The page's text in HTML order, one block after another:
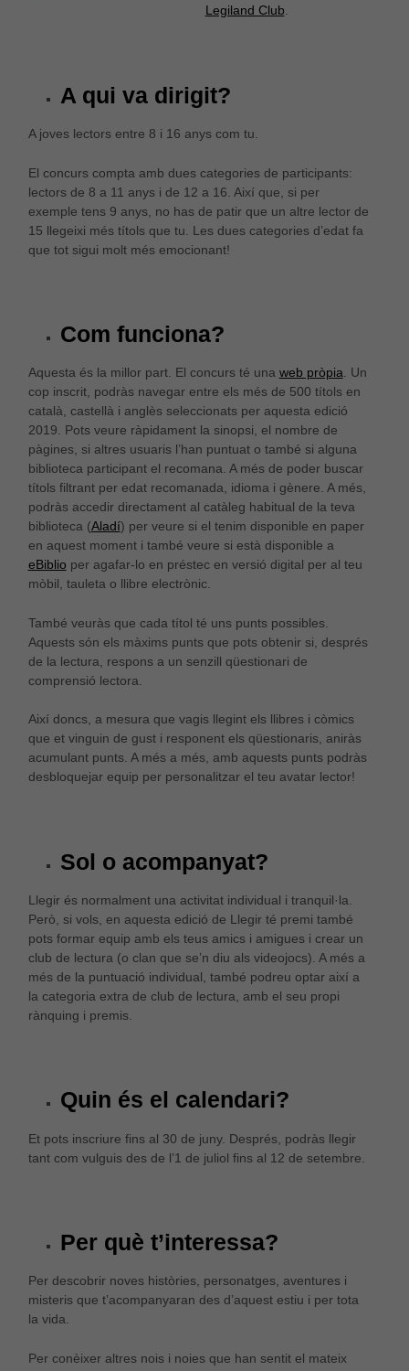
Legiland Club.
A qui va dirigit?
A joves lectors entre 8 i 16 anys com tu.
El concurs compta amb dues categories de participants:
lectors de 8 a 11 anys i de 12 a 16. Així que, si per
exemple tens 9 anys, no has de patir que un altre lector de
15 llegeixi més títols que tu. Les dues categories d’edat fa
que tot sigui molt més emocionant!
Com funciona?
Aquesta és la millor part. El concurs té una web pròpia. Un
cop inscrit, podràs navegar entre els més de 500 títols en
català, castellà i anglès seleccionats per aquesta edició
2019. Pots veure ràpidament la sinopsi, el nombre de
pàgines, si altres usuaris l’han puntuat o també si alguna
biblioteca participant el recomana. A més de poder buscar
títols filtrant per edat recomanada, idioma i gènere. A més,
podràs accedir directament al catàleg habitual de la teva
biblioteca (Aladí) per veure si el tenim disponible en paper
en aquest moment i també veure si està disponible a
eBiblio per agafar-lo en préstec en versió digital per al teu
mòbil, tauleta o llibre electrònic.
També veuràs que cada títol té uns punts possibles.
Aquests són els màxims punts que pots obtenir si, després
de la lectura, respons a un senzill qüestionari de
comprensió lectora.
Així doncs, a mesura que vagis llegint els llibres i còmics
que et vinguin de gust i responent els qüestionaris, aniràs
acumulant punts. A més a més, amb aquests punts podràs
desbloquejar equip per personalitzar el teu avatar lector!
Sol o acompanyat?
Llegir és normalment una activitat individual i tranquil·la.
Però, si vols, en aquesta edició de Llegir té premi també
pots formar equip amb els teus amics i amigues i crear un
club de lectura (o clan que se’n diu als videojocs). A més a
més de la puntuació individual, també podreu optar així a
la categoria extra de club de lectura, amb el seu propi
rànquing i premis.
Quin és el calendari?
Et pots inscriure fins al 30 de juny. Després, podràs llegir
tant com vulguis des de l’1 de juliol fins al 12 de setembre.
Per què t’interessa?
Per descobrir noves històries, personatges, aventures i
misteris que t’acompanyaran des d’aquest estiu i per tota
la vida.
Per conèixer altres nois i noies que han sentit el mateix